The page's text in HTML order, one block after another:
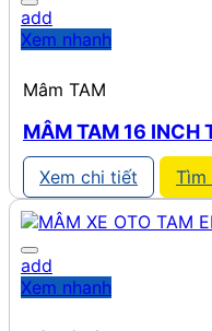
add
Xem nhanh
Mâm TAM
MÂM TAM 16
Xem chi tiết Tìm
add
Xem nhanh